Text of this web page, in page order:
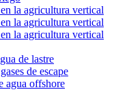
la agricultura vertical
la agricultura vertical
la agricultura vertical
de lastre
de escape
agua offshore